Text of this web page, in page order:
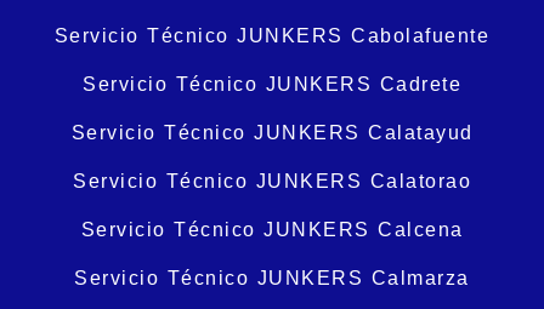
Servicio Técnico JUNKERS Cabolafuente
Servicio Técnico JUNKERS Cadrete
Servicio Técnico JUNKERS Calatayud
Servicio Técnico JUNKERS Calatorao
Servicio Técnico JUNKERS Calcena
Servicio Técnico JUNKERS Calmarza